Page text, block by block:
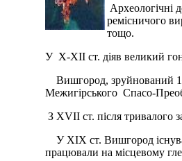
Археологічні
ремісничого
тощо.
У Х-ХII ст. діяв великий
Вишгород, зруйнований
Межигірського Спасо-
З ХVII ст. після тривалого
У ХIХ ст. Вишгород
працювали на місцевому